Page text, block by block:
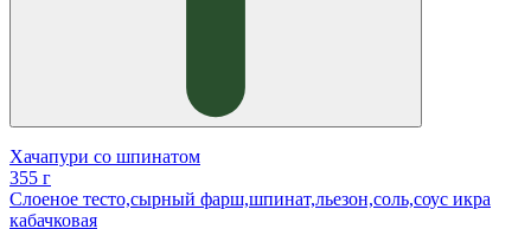
Хачапури со шпинатом
355 г
Слоеное тесто,сырный фарш,шпинат,льезон,соль,соус икра
кабачковая